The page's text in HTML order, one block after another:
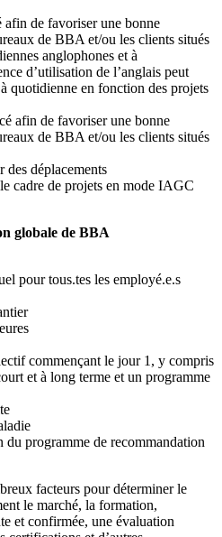
afin de favoriser une bonne
de BBA et/ou les clients situés
anglophones et à
d’utilisation de l’anglais peut
quotidienne en fonction des projets
afin de favoriser une bonne
de BBA et/ou les clients situés
déplacements
cadre de projets en mode IAGC
globale de BBA
pour tous.tes les employé.e.s
commençant le jour 1, y compris
et à long terme et un programme
du programme de recommandation
facteurs pour déterminer le
le marché, la formation,
et confirmée, une évaluation